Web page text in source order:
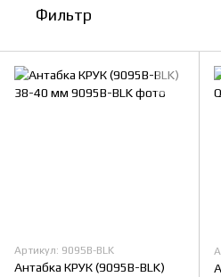
Фильтр
Артикул: 9095B-BLK
Антабка КРУК (9095B-BLK)